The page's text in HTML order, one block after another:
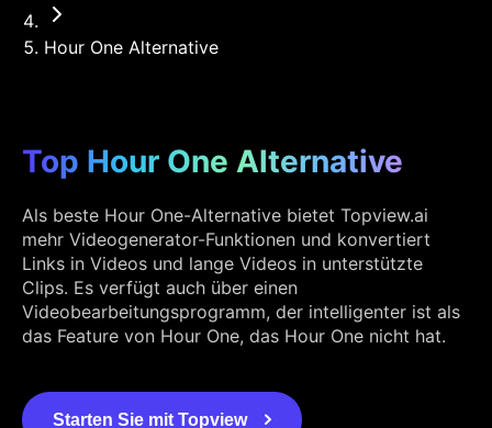
Hour One Alternative
Top Hour One Alternative
Als beste Hour One-Alternative bietet Topview.ai
mehr Videogenerator-Funktionen und konvertiert
Links in Videos und lange Videos in unterstützte
Clips. Es verfügt auch über einen
Videobearbeitungsprogramm, der intelligenter ist als
das Feature von Hour One, das Hour One nicht hat.
Starten Sie mit Topview